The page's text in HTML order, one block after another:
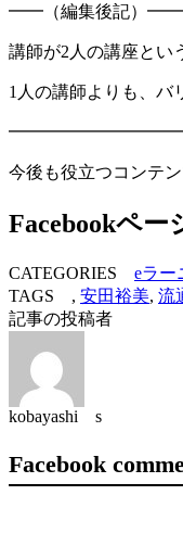
━━（編集後記
講師が2人の講座とい
1人の講師よりも、バ
今後も役立つコンテ
Facebookペ
CATEGORIES eラー
TAGS , 安田裕美, 流
記事の投稿者
kobayashi s
Facebook